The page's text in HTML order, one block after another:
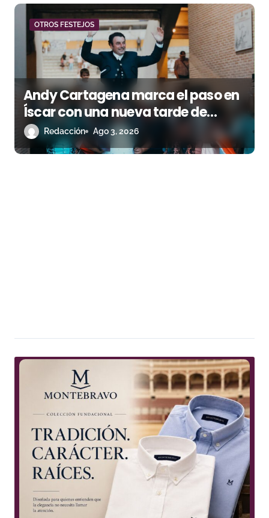
OTROS FESTEJOS
Andy Cartagena marca el paso en
Íscar con una nueva tarde de
triunfoRedacción Ago 3, 2026